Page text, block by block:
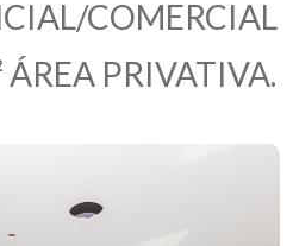
COMERCIAL
PRIVATIVA.